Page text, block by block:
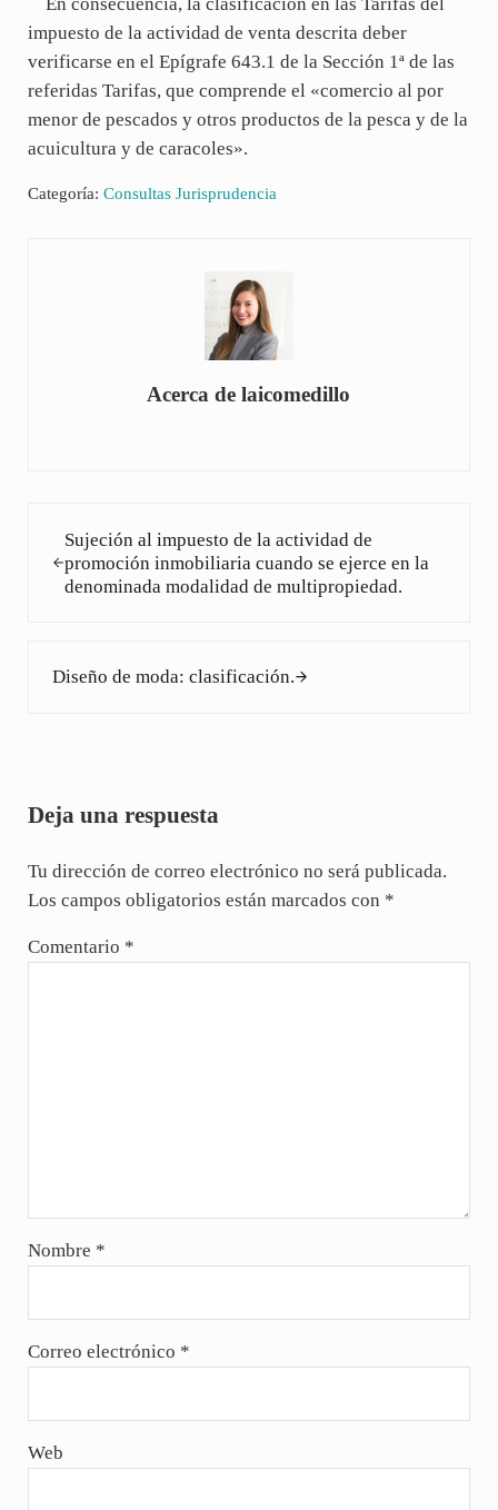
impuesto de la actividad de venta descrita deber
verificarse en el Epígrafe 643.1 de la Sección 1ª de las
referidas Tarifas, que comprende el «comercio al por
menor de pescados y otros productos de la pesca y de la
acuicultura y de caracoles».
Categoría: Consultas Jurisprudencia
Acerca delaicomedillo
Sujeción al impuesto de la actividad de
promoción inmobiliaria cuando se ejerce en la
denominada modalidad de multipropiedad.
Diseño de moda: clasificación.
Deja una respuesta
Tu dirección de correo electrónico no será publicada.
Los campos obligatorios están marcados con *
Comentario *
Nombre *
Correo electrónico *
Web